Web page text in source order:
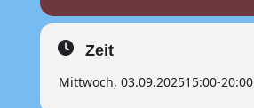
Zeit
Mittwoch, 03.09.202515:00-20:00